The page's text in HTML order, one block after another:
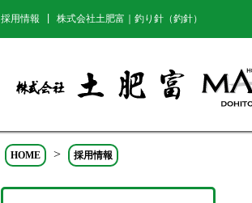
採用情報 | 株式会社土肥富｜釣り針（釣針）
HOME > 採用情報